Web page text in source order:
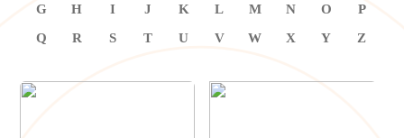
G
H I J K L M N O
P
Q
R S T U V W X Y Z